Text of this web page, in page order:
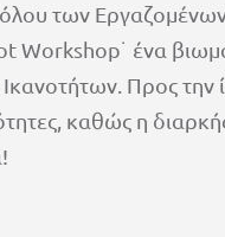
των
ένα
Προς την
καθώς η διαρκής